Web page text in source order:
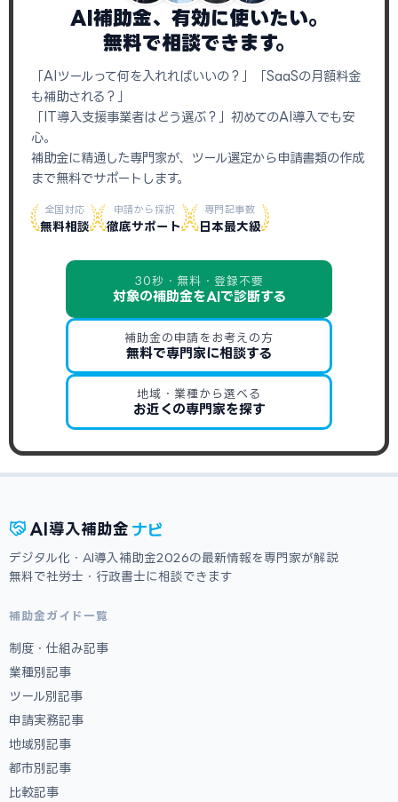
AI補助金、有効に使いたい。
無料で相談できます。
「AIツールって何を入れればいいの？」「SaaSの月額料金
も補助される？」
「IT導入支援事業者はどう選ぶ？」初めてのAI導入でも安
心。
補助金に精通した専門家が、ツール選定から申請書類の作成
まで無料でサポートします。
全国対応
無料相談
申請から採択
徹底サポート
専門記事数
日本最大級
30秒・無料・登録不要
対象の補助金をAIで診断する
補助金の申請をお考えの方
無料で専門家に相談する
地域・業種から選べる
お近くの専門家を探す
AI 導入補助金 ナビ
デジタル化・AI導入補助金2026の最新情報を専門家が解説
無料で社労士・行政書士に相談できます
補助金ガイド一覧
制度・仕組み記事
業種別記事
ツール別記事
申請実務記事
地域別記事
都市別記事
比較記事